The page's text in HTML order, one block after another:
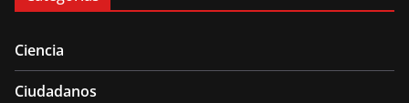
Ciencia
Ciudadanos